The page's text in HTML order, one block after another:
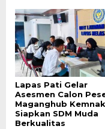
Lapas Pati Gelar
Asesmen Calon
Maganghub
Siapkan SDM Muda
Berkualitas